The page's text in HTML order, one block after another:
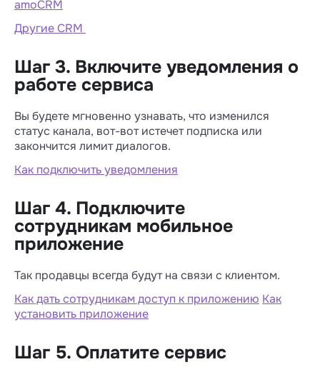
amoCRM
Другие CRM
Шаг 3. Включите уведомления о
работе сервиса
Вы будете мгновенно узнавать, что изменился
статус канала, вот-вот истечет подписка или
закончится лимит диалогов.
Как подключить уведомления
Шаг 4. Подключите
сотрудникам мобильное
приложение
Так продавцы всегда будут на связи с клиентом.
Как дать сотрудникам доступ к приложению Как
установить приложение
Шаг 5. Оплатите сервис